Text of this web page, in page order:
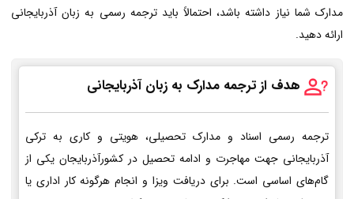
مدارک شما نیاز داشته باشد، احتمالاً باید ترجمه رسمی به زبان آذربایجانی
ارائه دهید.
هدف از ترجمه مدارک به زبان آذربایجانی
ترجمه رسمی اسناد و مدارک تحصیلی، هویتی و کاری به ترکی
آذربایجانی جهت مهاجرت و ادامه تحصیل در کشورآذربایجان یکی از
گام‌های اساسی است. برای دریافت ویزا و انجام هرگونه کار اداری یا